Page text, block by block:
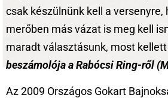
csak készülnünk kell a versenyre,
merőben más vázat is meg kell
maradt választásunk, most
beszámolója a Rabócsi Ring-ről
Az 2009 Országos Gokart